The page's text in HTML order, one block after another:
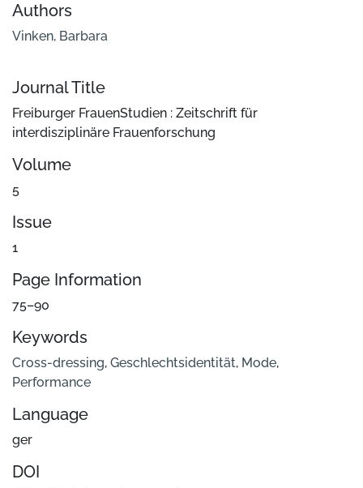
Authors
Vinken, Barbara
Journal Title
Freiburger FrauenStudien : Zeitschrift für
interdisziplinäre Frauenforschung
Volume
5
Issue
1
Page Information
75–90
Keywords
Cross-dressing, Geschlechtsidentität, Mode,
Performance
Language
ger
DOI